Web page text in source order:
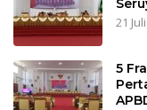
21
5